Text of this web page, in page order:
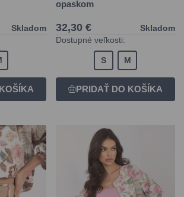
Skladom
opaskom
32,30 €
Skladom
Dostupné veľkosti:
S M